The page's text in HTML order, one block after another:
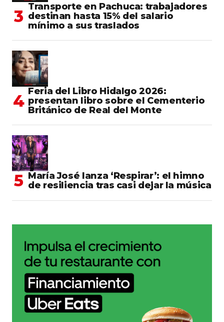
Transporte en Pachuca: trabajadores
destinan hasta 15% del salario
mínimo a sus traslados
Feria del Libro Hidalgo 2026:
presentan libro sobre el Cementerio
Británico de Real del Monte
María José lanza ‘Respirar’: el himno
de resiliencia tras casi dejar la música